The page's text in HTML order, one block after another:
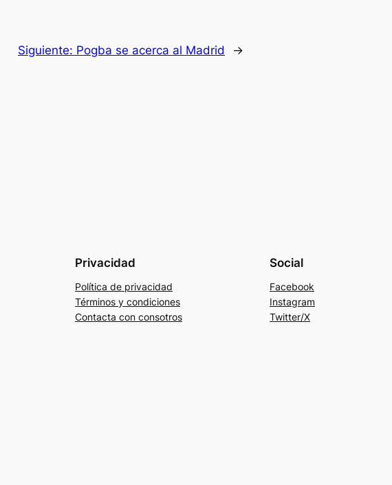
Siguiente: Pogba se acerca al Madrid →
Privacidad
Política de privacidad
Términos y condiciones
Contacta con consotros
Social
Facebook
Instagram
Twitter/X